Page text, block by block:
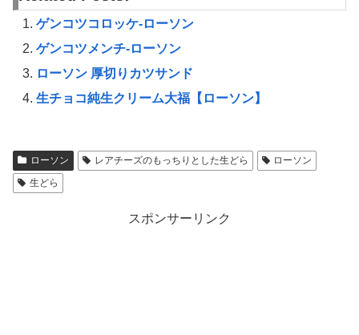
ゲンコツコロッケ-ローソン
ゲンコツメンチ-ローソン
ローソン 厚切りカツサンド
生チョコ純生クリーム大福【ローソン】
ローソン レアチーズのもっちりとした生どら
ローソン
生どら
スポンサーリンク